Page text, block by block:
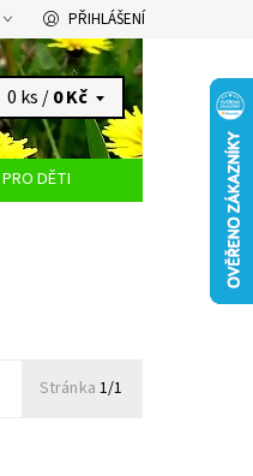
PŘIHLÁŠENÍ
0 ks /0 Kč
PRO DĚTI
Stránka 1/1